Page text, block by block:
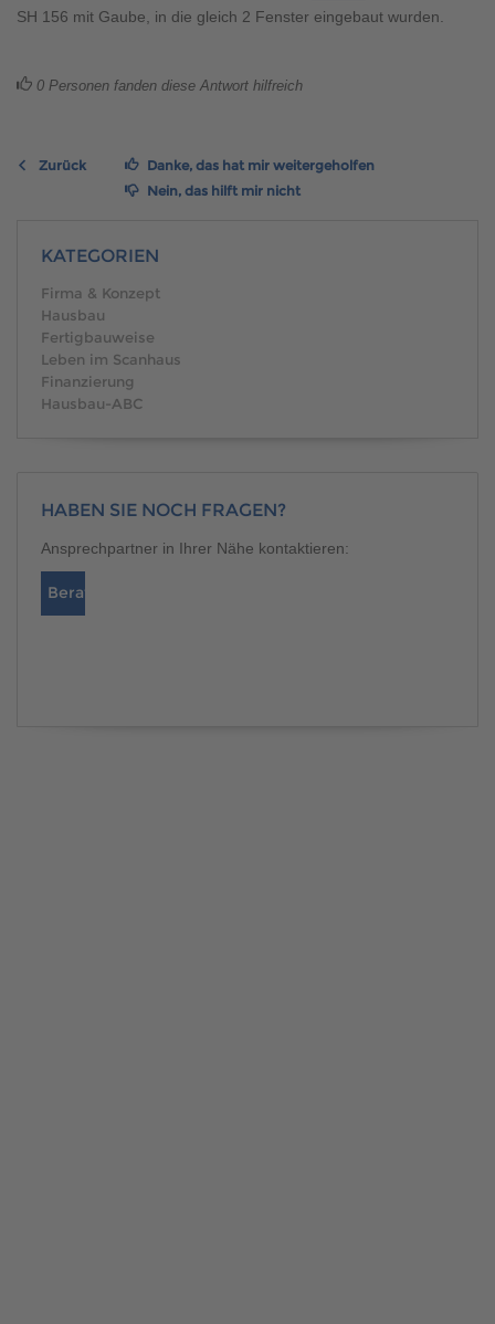
SH 156 mit Gaube, in die gleich 2 Fenster eingebaut wurden.
0 Personen fanden diese Antwort hilfreich
Zurück
Danke, das hat mir weitergeholfen
Nein, das hilft mir nicht
KATEGORIEN
Firma & Konzept
Hausbau
Fertigbauweise
Leben im Scanhaus
Finanzierung
Hausbau-ABC
HABEN SIE NOCH FRAGEN?
Ansprechpartner in Ihrer Nähe kontaktieren:
Berater finden